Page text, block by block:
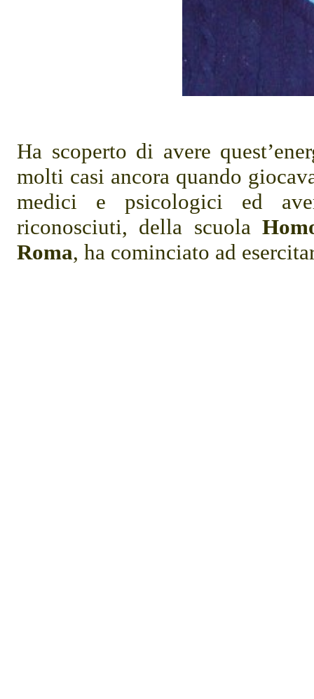
Ha scoperto di avere
molti casi ancora quando
medici e psicologici ed
riconosciuti, della scuola
Roma, ha cominciato ad